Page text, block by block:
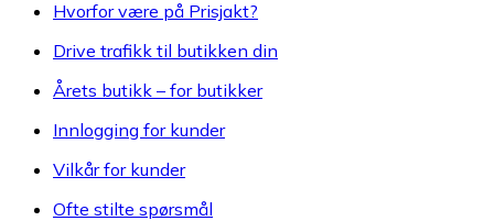
Hvorfor være på Prisjakt?
Drive trafikk til butikken din
Årets butikk – for butikker
Innlogging for kunder
Vilkår for kunder
Ofte stilte spørsmål